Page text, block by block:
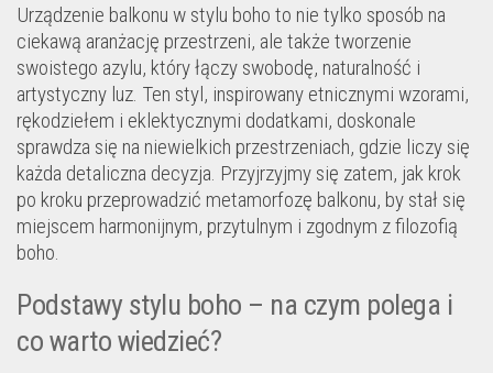
Urządzenie balkonu w stylu boho to nie tylko sposób na
ciekawą aranżację przestrzeni, ale także tworzenie
swoistego azylu, który łączy swobodę, naturalność i
artystyczny luz. Ten styl, inspirowany etnicznymi wzorami,
rękodziełem i eklektycznymi dodatkami, doskonale
sprawdza się na niewielkich przestrzeniach, gdzie liczy się
każda detaliczna decyzja. Przyjrzyjmy się zatem, jak krok
po kroku przeprowadzić metamorfozę balkonu, by stał się
miejscem harmonijnym, przytulnym i zgodnym z filozofią
boho.
Podstawy stylu boho – na czym polega i
co warto wiedzieć?